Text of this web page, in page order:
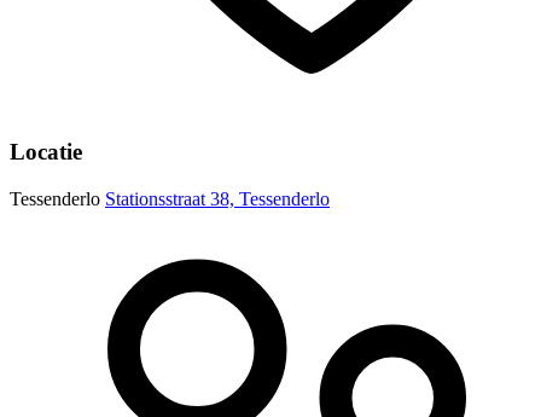
Locatie
Tessenderlo Stationsstraat 38, Tessenderlo